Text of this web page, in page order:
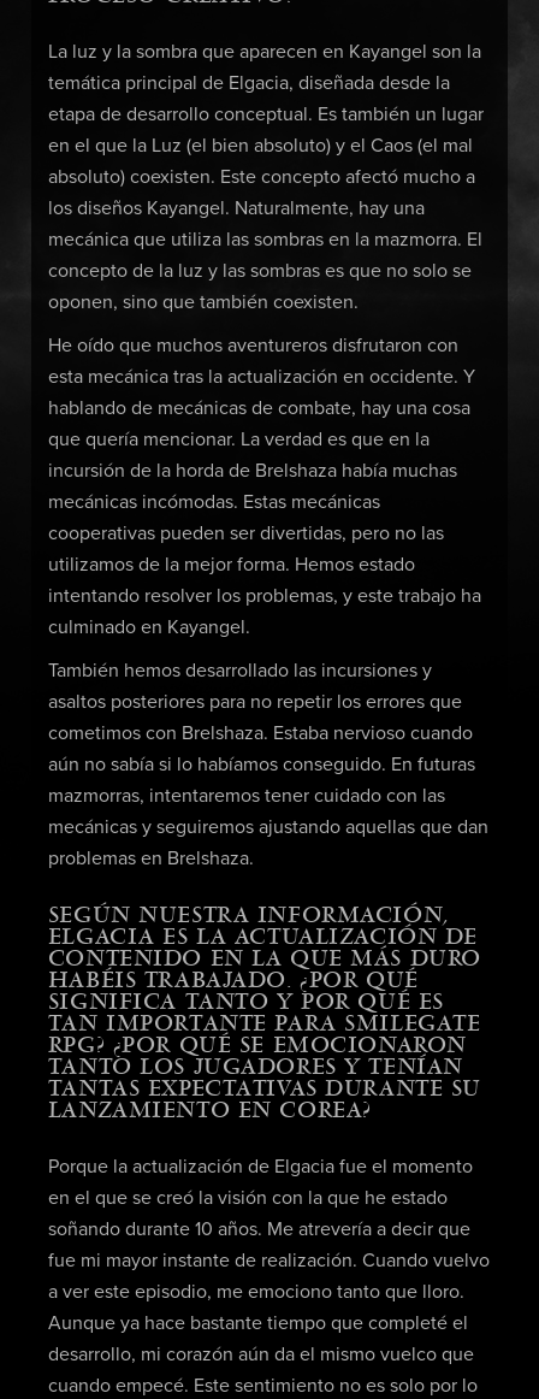
La luz y la sombra que aparecen en Kayangel son la
temática principal de Elgacia, diseñada desde la
etapa de desarrollo conceptual. Es también un lugar
en el que la Luz (el bien absoluto) y el Caos (el mal
absoluto) coexisten. Este concepto afectó mucho a
los diseños Kayangel. Naturalmente, hay una
mecánica que utiliza las sombras en la mazmorra. El
concepto de la luz y las sombras es que no solo se
oponen, sino que también coexisten.
He oído que muchos aventureros disfrutaron con
esta mecánica tras la actualización en occidente. Y
hablando de mecánicas de combate, hay una cosa
que quería mencionar. La verdad es que en la
incursión de la horda de Brelshaza había muchas
mecánicas incómodas. Estas mecánicas
cooperativas pueden ser divertidas, pero no las
utilizamos de la mejor forma. Hemos estado
intentando resolver los problemas, y este trabajo ha
culminado en Kayangel.
También hemos desarrollado las incursiones y
asaltos posteriores para no repetir los errores que
cometimos con Brelshaza. Estaba nervioso cuando
aún no sabía si lo habíamos conseguido. En futuras
mazmorras, intentaremos tener cuidado con las
mecánicas y seguiremos ajustando aquellas que dan
problemas en Brelshaza.
SEGÚN NUESTRA INFORMACIÓN,
ELGACIA ES LA ACTUALIZACIÓN DE
CONTENIDO EN LA QUE MÁS DURO
HABÉIS TRABAJADO. ¿POR QUÉ
SIGNIFICA TANTO Y POR QUÉ ES
TAN IMPORTANTE PARA SMILEGATE
RPG? ¿POR QUÉ SE EMOCIONARON
TANTO LOS JUGADORES Y TENÍAN
TANTAS EXPECTATIVAS DURANTE SU
LANZAMIENTO EN COREA?
Porque la actualización de Elgacia fue el momento
en el que se creó la visión con la que he estado
soñando durante 10 años. Me atrevería a decir que
fue mi mayor instante de realización. Cuando vuelvo
a ver este episodio, me emociono tanto que lloro.
Aunque ya hace bastante tiempo que completé el
desarrollo, mi corazón aún da el mismo vuelco que
cuando empecé. Este sentimiento no es solo por lo